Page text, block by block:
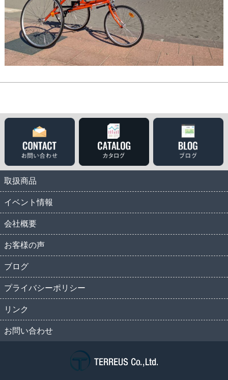
取扱商品
イベント情報
会社概要
お客様の声
ブログ
プライバシーポリシー
リンク
お問い合わせ